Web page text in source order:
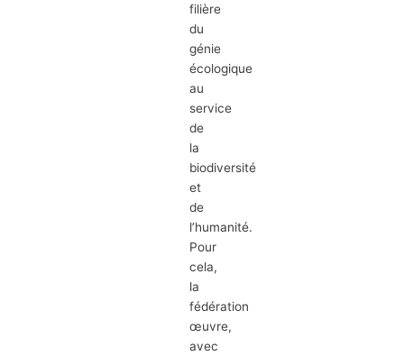
filière
du
génie
écologique
au
service
de
la
biodiversité
et
de
l’humanité.
Pour
cela,
la
fédération
œuvre,
avec